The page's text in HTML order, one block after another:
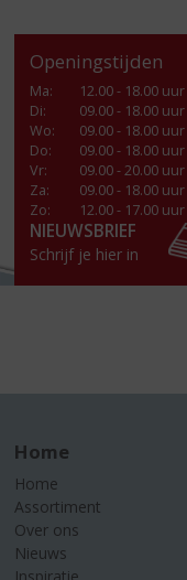
Openingstijden
Ma:
12.00 - 18.00 uur
Di:
09.00 - 18.00 uur
Wo:
09.00 - 18.00 uur
Do:
09.00 - 18.00 uur
Vr:
09.00 - 20.00 uur
Za:
09.00 - 18.00 uur
Zo:
12.00 - 17.00 uur
NIEUWSBRIEF
Schrijf je hier in
Home
Home
Assortiment
Over ons
Nieuws
Inspiratie